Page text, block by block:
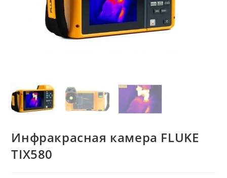
Инфракрасная камера FLUKE
TIX580